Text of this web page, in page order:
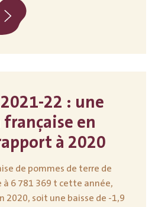
22 : une
en
à 2020
de pommes de terre de
à 6 781 369 t cette année,
2020, soit une baisse de -1,9